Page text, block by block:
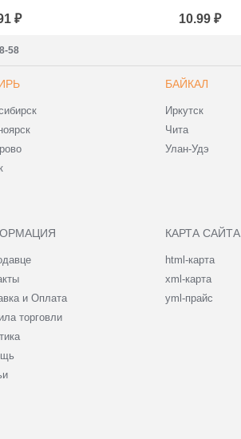
₽ 10.99 ₽
58
БАЙКАЛ
Иркутск
Чита
Улан-Удэ
и Оплата
торговли
КАРТА САЙТА
html-карта
xml-карта
yml-прайс